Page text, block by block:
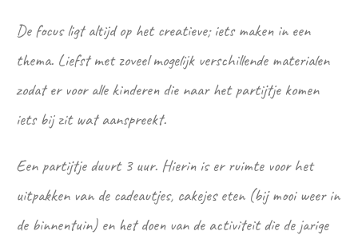
De focus ligt altijd op het creatieve; iets maken in een
thema. Liefst met zoveel mogelijk verschillende materialen
zodat er voor alle kinderen die naar het partijtje komen
iets bij zit wat aanspreekt.
Een partijtje duurt 3 uur. Hierin is er ruimte voor het
uitpakken van de cadeautjes, cakejes eten (bij mooi weer in
de binnentuin) en het doen van de activiteit die de jarige